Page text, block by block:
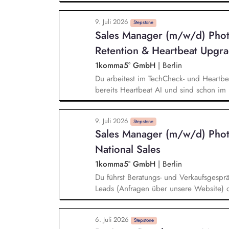
Aufkommen Prozessoptimierung -
Schwerpunkten setzen, Probleme
Teamentwicklung - Zusammenarbeit
Kommunikation /
9. Juli 2026 Stepstone
Sales Manager (m/w/d)
Retention & Heartbeat
1komma5° GmbH | Berlin
Du arbeitest im TechCheck- und
bereits Heartbeat AI und sind schon im
kompatible Hardware, zum Beispiel
kommst du ins Spiel. Deine Aufgabe
erklären, Vertrauen schaffen, Angebot
Impact im Bestandsmarkt: Du hilfst
Wärmepumpen- oder Wallbox-Systeme
Keine Kaltakquise: Du sprichst mit
Interessent:innen, die bereits Kontakt
wollen.
9. Juli 2026 Stepstone
Sales Manager (m/w/d)
National Sales
1komma5° GmbH | Berlin
Du führst Beratungs- und
Leads (Anfragen über unsere
Kontakt zu uns hatten (Reaktivierung).
über die Erstellung passgenauer
Du Deine Kunden. Dein Ziel ist es, für
6. Juli 2026 Stepstone